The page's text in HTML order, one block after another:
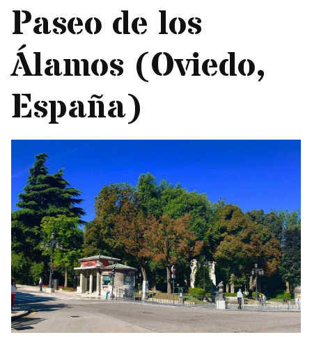
Paseo de los
Álamos (Oviedo,
España)